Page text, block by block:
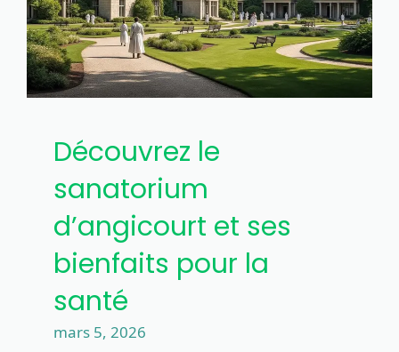
Découvrez le
sanatorium
d’angicourt et ses
bienfaits pour la
santé
mars 5, 2026